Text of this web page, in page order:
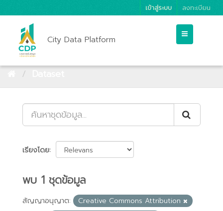
เข้าสู่ระบบ ลงทะเบียน
City Data Platform
เรียงโดย
พบ 1 ชุดข้อมูล
สัญญาอนุญาต:
Creative Commons Attribution